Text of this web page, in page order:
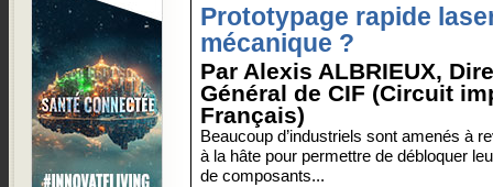
Prototypage rapide
mécanique ?
Par Alexis ALBRIEUX,
Général de CIF (Circuit
Français)
Beaucoup d’industriels sont amenés à
à la hâte pour permettre de débloquer
de composants...